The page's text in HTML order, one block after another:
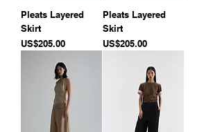
Pleats Layered
Skirt
價格
US$205.00
Pleats Layered
Skirt
價格
US$205.00